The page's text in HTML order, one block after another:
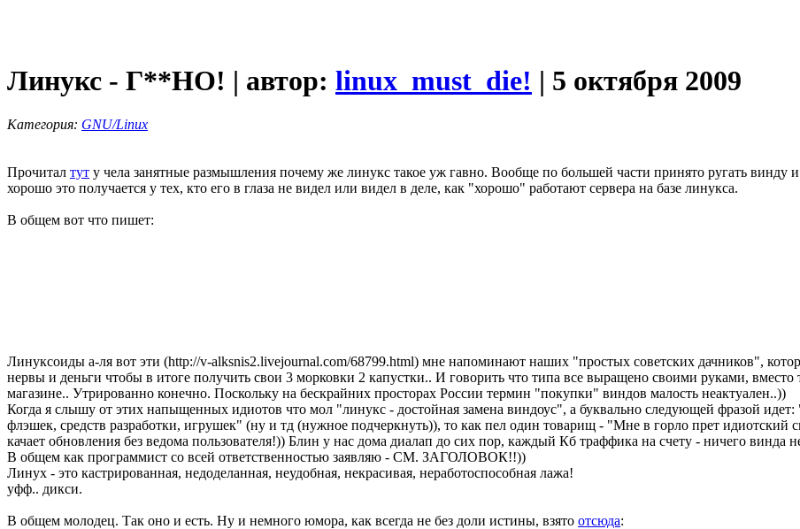
Линукс - Г**НО! | автор: linux_must_die! | 5 октября 2009
Категория: GNU/Linux
Прочитал тут у чела занятные размышления почему же линукс такое уж гавно. Вообще по большей части принято ругать винду
хорошо это получается у тех, кто его в глаза не видел или видел в деле, как "хорошо" работают сервера на базе линукса.
В общем вот что пишет:
Линуксоиды а-ля вот эти (http://v-alksnis2.livejournal.com/68799.html) мне напоминают наших "простых советских дачников",
нервы и деньги чтобы в итоге получить свои 3 морковки 2 капустки.. И говорить что типа все выращено своими руками,
магазине.. Утрированно конечно. Поскольку на бескрайних просторах России термин "покупки" виндов малость неактуален..))
Когда я слышу от этих напыщенных идиотов что мол "линукс - достойная замена виндоус", а буквально следующей фразой
флэшек, средств разработки, игрушек" (ну и тд (нужное подчеркнуть)), то как пел один товарищ - "Мне в горло прет
качает обновления без ведома пользователя!)) Блин у нас дома диалап до сих пор, каждый Кб траффика на счету - ничего винда
В общем как программист со всей ответственностью заявляю - СМ. ЗАГОЛОВОК!!))
Линух - это кастрированная, недоделанная, неудобная, некрасивая, неработоспособная лажа!
уфф.. дикси.
В общем молодец. Так оно и есть. Ну и немного юмора, как всегда не без доли истины, взято отсюда: